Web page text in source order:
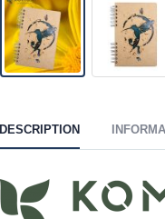
DESCRIPTION